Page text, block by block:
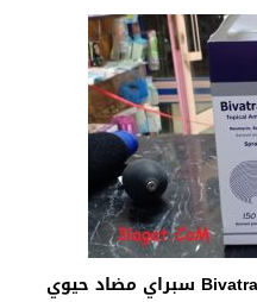
سعر و مواصفات بيفاتراسين Bivatracin سبراي مضاد حيوي